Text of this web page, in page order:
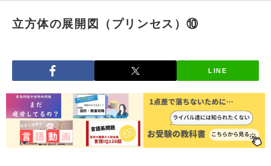
立方体の展開図（プリンセス）⑩
LINE